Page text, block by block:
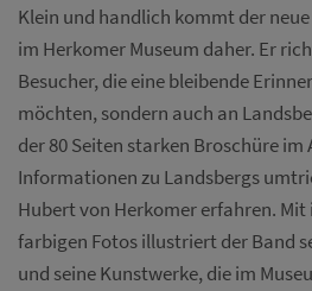
Klein und handlich kommt der
im Herkomer Museum daher. Er
Besucher, die eine bleibende
möchten, sondern auch an
der 80 Seiten starken Broschüre
Informationen zu Landsbergs
Hubert von Herkomer erfahren.
farbigen Fotos illustriert der Band
und seine Kunstwerke, die im